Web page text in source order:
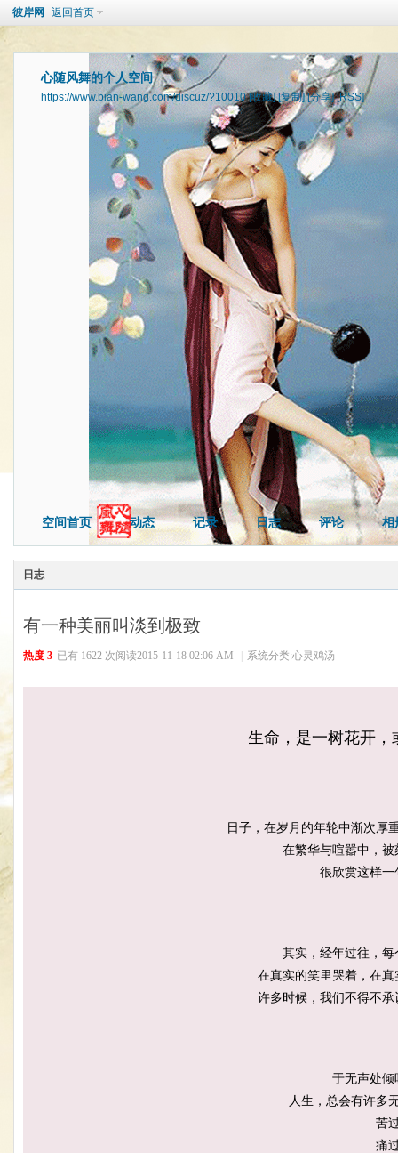
彼岸网 返回首页
心随风舞的个人空间
https://www.bian-wang.com/discuz/?10010 [收藏] [复制] [分享] [RSS]
空间首页 动态 记录 日志 评论 相
日志
有一种美丽叫淡到极致
热度 3 已有 1622 次阅读2015-11-18 02:06 AM 系统分类:心灵鸡汤
生命，是一树花开
日子，在岁月的年轮中渐次厚
在繁华与喧嚣中，
很欣赏这样
其实，经年过往，
在真实的笑里哭着， 在真
许多时候，我们不得不承
于无声处倾
人生，总会有许多
苦
痛